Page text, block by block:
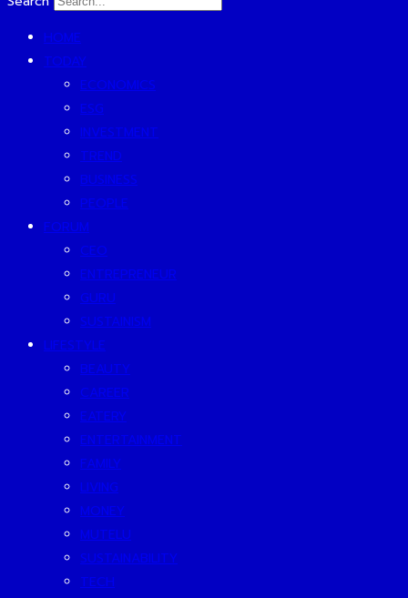
HOME
TODAY
ECONOMICS
ESG
INVESTMENT
TREND
BUSINESS
PEOPLE
FORUM
CEO
ENTREPRENEUR
GURU
SUSTAINISM
LIFESTYLE
BEAUTY
CAREER
EATERY
ENTERTAINMENT
FAMILY
LIVING
MONEY
MUTELU
SUSTAINABILITY
TECH